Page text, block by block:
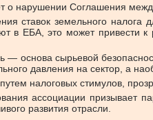
о нарушении Соглашения
ставок земельного
в ЕБА, это может привести
— основа сырьевой
давления на сектор, а
налоговых стимулов,
ассоциации призывает
развития отрасли.